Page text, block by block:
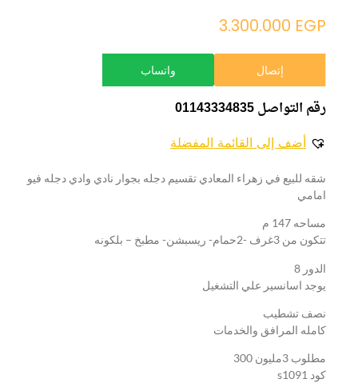
3.300.000 EGP
إتصال واتساب
رقم التواصل 01143334835
أضف إلى القائمة المفضلة
شقه للبيع في زهراء المعادي تقسيم دجله بجوار نادي وادي دجله فيو
امامي
مساحه 147 م
تتكون من 3غرف -2حمام- ريسبشن- مطبخ – بلكونه
الدور 8
يوجد اسانسير علي التشغيل
نصف تشطيب
كامله المرافق والخدمات
مطلوب 3مليون 300
كود s1091